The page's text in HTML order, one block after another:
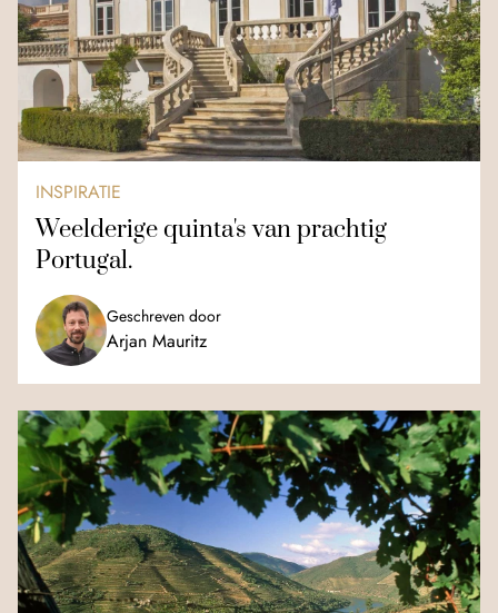
INSPIRATIE
Weelderige quinta's van prachtig
Portugal.
Geschreven door
Arjan Mauritz